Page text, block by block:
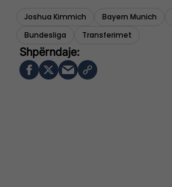
Joshua Kimmich Bayern Munich
Bundesliga
Transferimet